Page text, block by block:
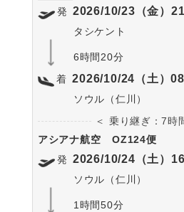
発 2026/10/23（金）
タシケント
6時間20分
着 2026/10/24（土）
ソウル（仁川）
＜ 乗り継ぎ：7時
アシアナ航空
OZ124便
発 2026/10/24（土）
ソウル（仁川）
1時間50分